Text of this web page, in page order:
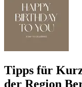
Tipps für
der Region